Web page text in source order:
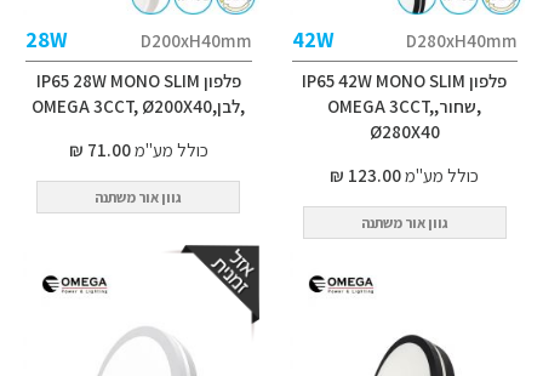
D280xH40mm
42W
פלפון IP65 42W MONO SLIM
,שחור,OMEGA 3CCT,
Ø280X40
כולל מע"מ123.00 ₪
גוון אור משתנה
D200xH40mm
28W
פלפון IP65 28W MONO SLIM
,לבן,OMEGA 3CCT, Ø200X40
כולל מע"מ71.00 ₪
גוון אור משתנה